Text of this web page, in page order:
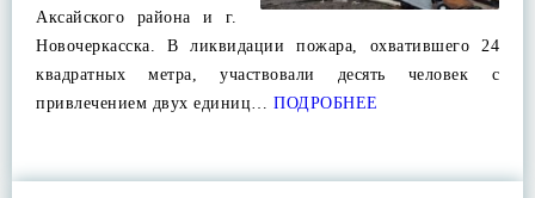
Аксайского района и г.
Новочеркасска. В ликвидации пожара, охватившего 24
квадратных метра, участвовали десять человек с
привлечением двух единиц… ПОДРОБНЕЕ